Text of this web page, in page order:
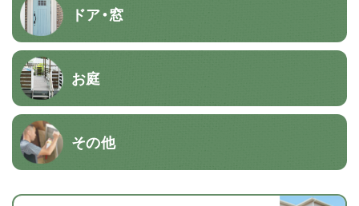
ドア・窓
お庭
その他